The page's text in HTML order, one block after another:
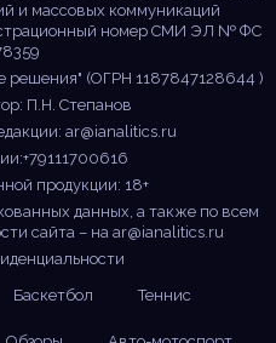
и массовых коммуникаций
номер СМИ ЭЛ № ФС
решения" (ОГРН 1187847128644 )
П.Н. Степанов
ar@ianalitics.ru
продукции: 18+
данных, а также по всем
сайта – на ar@ianalitics.ru
Баскетбол Теннис